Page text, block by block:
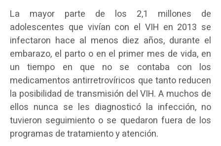
La mayor parte de los 2,1 millones de
adolescentes que vivían con el VIH en 2013 se
infectaron hace al menos diez años, durante el
embarazo, el parto o en el primer mes de vida, en
un tiempo en que no se contaba con los
medicamentos antirretrovíricos que tanto reducen
la posibilidad de transmisión del VIH. A muchos de
ellos nunca se les diagnosticó la infección, no
tuvieron seguimiento o se quedaron fuera de los
programas de tratamiento y atención.